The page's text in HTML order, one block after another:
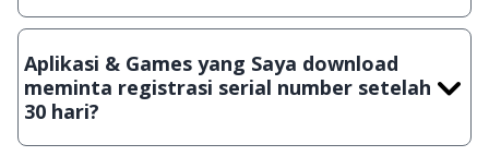
Ya, JalanTikus selalu melakukan scanning dengan 3 jenis
suatu aplikasi atau games, sehingga bisa dijamin 100%
terbebas dari virus.
Aplikasi & Games yang Saya download
meminta registrasi serial number setelah
30 hari?
Meskipun dibagikan secara gratis, namun ada beberapa